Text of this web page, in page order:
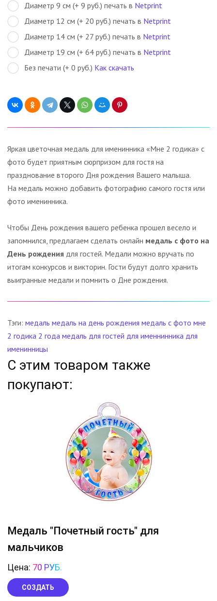
Диаметр 9 см (+ 9 руб.) печать в Netprint
Диаметр 12 см (+ 20 руб.) печать в Netprint
Диаметр 14 см (+ 27 руб.) печать в Netprint
Диаметр 19 см (+ 64 руб.) печать в Netprint
Без печати (+ 0 руб.) Как скачать
Яркая цветочная медаль для именинника «Мне 2 годика» с
фото будет приятным сюрпризом для гостя на
празднование второго Дня рождения Вашего малыша.
На медаль можно добавить фотографию самого гостя или
фото именинника.
Чтобы День рождения вашего ребенка прошел весело и
запомнился, предлагаем сделать онлайн медаль с фото на
День рождения для гостей. Медали можно вручать по
итогам конкурсов и викторин. Гости будут долго хранить
выигранные медали и помнить о Дне рождения.
Тэги: медаль медаль на день рождения медаль с фото мне
2 годика 2 года медаль для гостей для именнинника для
именинницы
С этим товаром также
покупают:
Медаль "Почетный гость" для
мальчиков
Цена: 70 РУБ.
СОЗДАТЬ